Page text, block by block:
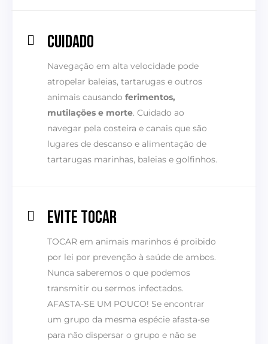
CUIDADO
Navegação em alta velocidade pode
atropelar baleias, tartarugas e outros
animais causandoferimentos,
mutilações e morte. Cuidado ao
navegar pela costeira e canais que são
lugares de descanso e alimentação de
tartarugas marinhas, baleias e golfinhos.
EVITE TOCAR
TOCAR em animais marinhos é proibido
por lei por prevenção à saúde de ambos.
Nunca saberemos o que podemos
transmitir ou sermos infectados.
AFASTA-SE UM POUCO! Se encontrar
um grupo da mesma espécie afasta-se
para não dispersar o grupo e não se